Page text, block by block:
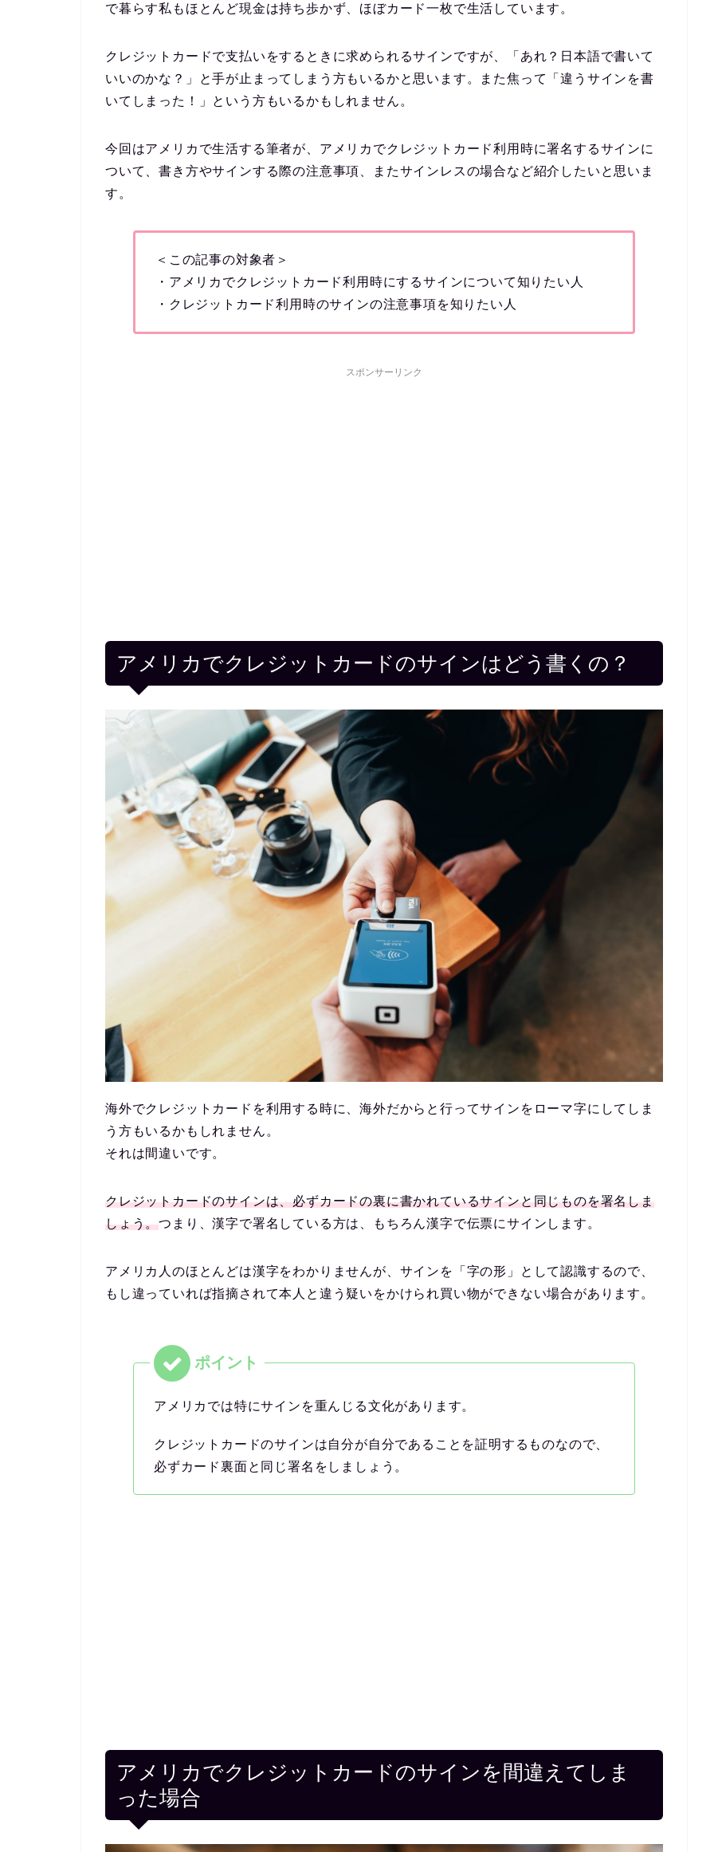
で暮らす私もほとんど現金は持ち歩かず、ほぼカード一枚で生活しています。
クレジットカードで支払いをするときに求められるサインですが、
「あれ？日本語で書いて
いいのかな？」
と手が止まってしまう方もいるかと思います。また焦って
「違うサインを書
いてしまった！」 という方もいるかもしれません。
今回はアメリカで生活する筆者が、アメリカでクレジットカード利用時に署名するサインに
ついて、書き方やサインする際の注意事項、またサインレスの場合など紹介したいと思いま
す。
＜この記事の対象者＞
・アメリカでクレジットカード利用時にするサインについて知りたい人
・クレジットカード利用時のサインの注意事項を知りたい人
スポンサーリンク
アメリカでクレジットカードのサインはどう書くの？
海外でクレジットカードを利用する時に、海外だからと行ってサインをローマ字にしてしま
う方もいるかもしれません。
それは間違いです。
クレジットカードのサインは、必ずカードの裏に書かれているサインと同じものを署名しま
しょう。つまり、漢字で署名している方は、もちろん漢字で伝票にサインします。
アメリカ人のほとんどは漢字をわかりませんが、サインを「字の形」として認識するので、
もし違っていれば指摘されて本人と違う疑いをかけられ買い物ができない場合があります。
アメリカでは特にサインを重んじる文化があります。
クレジットカードのサインは自分が自分であることを証明するものなので、
必ずカード裏面と同じ署名をしましょう。
アメリカでクレジットカードのサインを間違えてしま
った場合